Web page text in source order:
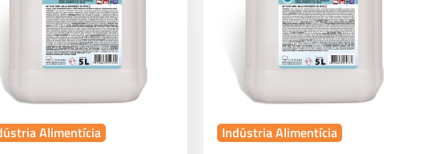
Alimentícia Indústria Alimentícia